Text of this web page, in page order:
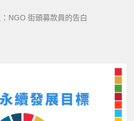
NGO 街頭募款員的告白